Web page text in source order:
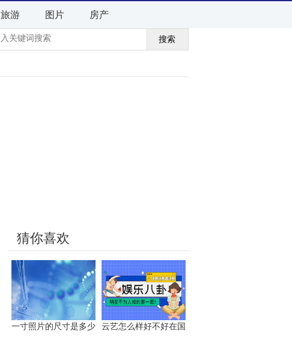
旅游 图片 房产
搜索
猜你喜欢
一寸照片的尺寸是多少 云艺怎么样好不好在国